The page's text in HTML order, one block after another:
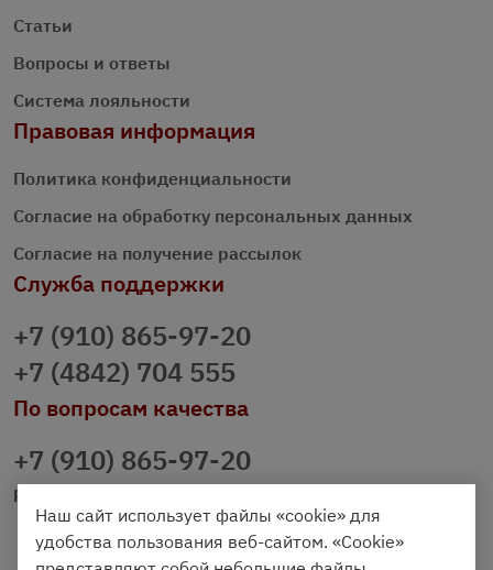
Статьи
Вопросы и ответы
Система лояльности
Правовая информация
Политика конфиденциальности
Согласие на обработку персональных данных
Согласие на получение рассылок
Служба поддержки
+7 (910) 865-97-20
+7 (4842) 704 555
По вопросам качества
+7 (910) 865-97-20
prazdnichniy40@palmi.ru
Наш сайт использует файлы «cookie» для
удобства пользования веб-сайтом. «Cookie»